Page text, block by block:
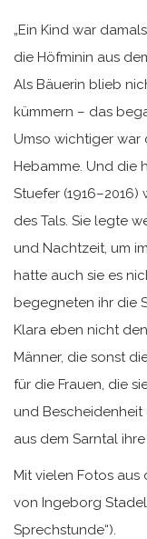
„Ein Kind war
die Höfminin aus
Als Bäuerin blieb
kümmern – das
Umso wichtiger war
Hebamme. Und die
Stuefer
des Tals. Sie legte
und Nachtzeit, um
hatte auch sie es
begegneten ihr die
Klara eben nicht
Männer, die sonst
für die Frauen, die
und Bescheidenheit
aus dem Sarntal
Mit vielen Fotos
von Ingeborg
Sprechstunde“).